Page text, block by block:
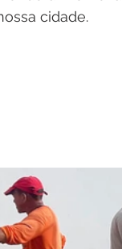
cidade.